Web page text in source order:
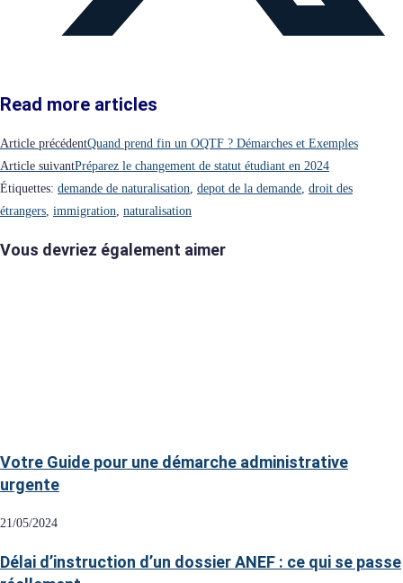
Read more articles
Article précédentQuand prend fin un OQTF ? Démarches et Exemples
Article suivantPréparez le changement de statut étudiant en 2024
Étiquettes: demande de naturalisation depot de la demande droit des
étrangers immigration naturalisation
Vous devriez également aimer
Votre Guide pour une démarche administrative
urgente
21/05/2024
Délai d’instruction d’un dossier ANEF : ce qui se passe